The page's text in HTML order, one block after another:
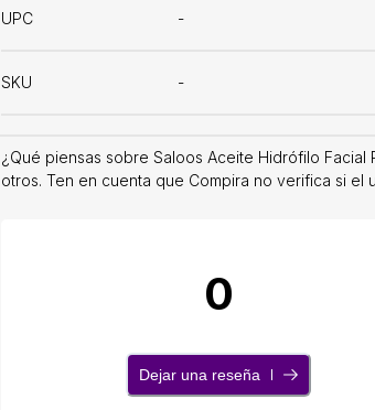
UPC -
SKU -
¿Qué piensas sobre Saloos Aceite Hidrófilo
otros. Ten en cuenta que Compira no verifica si
0
Dejar una reseña